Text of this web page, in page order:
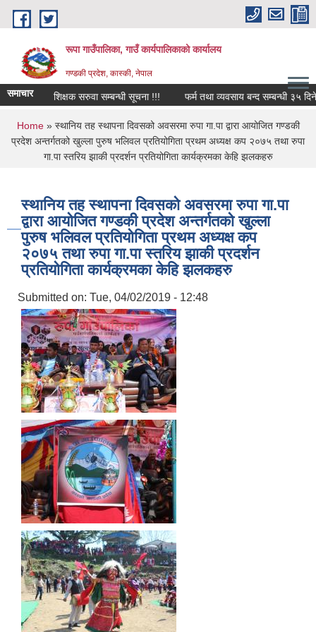
Skip to main content
रूपा गाउँपालिका, गाउँ कार्यपालिकाको कार्यालय
गण्डकी प्रदेश, कास्की, नेपाल
समाचार
स्थायी शिक्षक सरुवा सम्बन्धी सूचना !!! फर्म तथा व्यवसाय बन्द सम्बन्धी ३५ दिने
You are here
Home» स्थानिय तह स्थापना दिवसको अवसरमा रुपा गा.पा द्वारा आयोजित गण्डकी
प्रदेश अन्तर्गतको खुल्ला पुरुष भलिवल प्रतियोगिता प्रथम अध्यक्ष कप २०७५ तथा रुपा
गा.पा स्तरिय झाकी प्रदर्शन प्रतियोगिता कार्यक्रमका केहि झलकहरु
स्थानिय तह स्थापना दिवसको अवसरमा रुपा गा.पा
द्वारा आयोजित गण्डकी प्रदेश अन्तर्गतको खुल्ला
पुरुष भलिवल प्रतियोगिता प्रथम अध्यक्ष कप
२०७५ तथा रुपा गा.पा स्तरिय झाकी प्रदर्शन
प्रतियोगिता कार्यक्रमका केहि झलकहरु
Submitted on: Tue, 04/02/2019 - 12:48